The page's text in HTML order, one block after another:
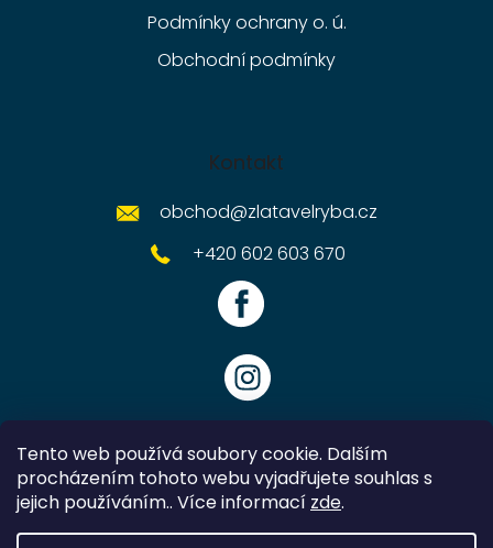
Tento web používá soubory cookie. Dalším
procházením tohoto webu vyjadřujete souhlas s
jejich používáním.. Více informací zde.
Podmínky ochrany o. ú.
Obchodní podmínky
Kontakt
obchod@zlatavelryba.cz
+420 602 603 670